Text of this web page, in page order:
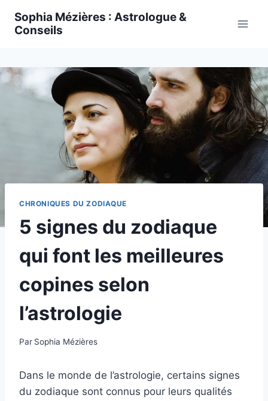
Sophia Mézières : Astrologue &
Conseils
CHRONIQUES DU ZODIAQUE
5 signes du zodiaque
qui font les meilleures
copines selon
l’astrologie
Par Sophia Mézières
Dans le monde de l’astrologie, certains signes
du zodiaque sont connus pour leurs qualités